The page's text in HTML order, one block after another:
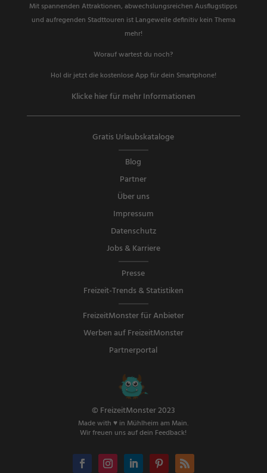
Mit spannenden Attraktionen, abwechslungsreichen Ausflugstipps
und aufregenden Stadttouren ist Langeweile definitiv kein Thema
mehr!
Worauf wartest du noch?
Hol dir jetzt die kostenlose App für dein Smartphone!
Klicke hier für mehr Informationen
Gratis Urlaubskataloge
Blog
Partner
Über uns
Impressum
Datenschutz
Jobs & Karriere
Presse
Freizeit-Trends & Statistiken
FreizeitMonster für Anbieter
Werben auf FreizeitMonster
Partnerportal
© FreizeitMonster 2023
Made with ♥ in Mühlheim am Main.
Wir freuen uns auf dein Feedback!